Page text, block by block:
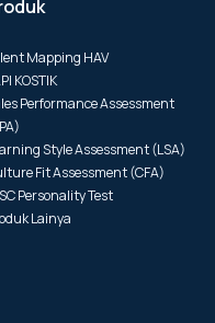
Mapping HAV
KOSTIK
Performance Assessment
Style Assessment (LSA)
Fit Assessment (CFA)
Personality Test
Lainya